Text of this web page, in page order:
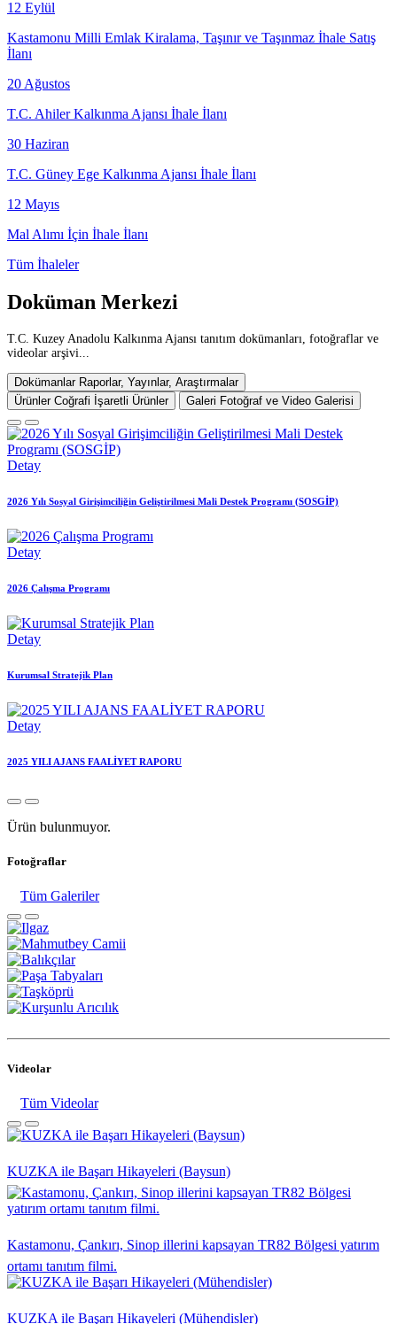
12 Eylül
Kastamonu Milli Emlak Kiralama, Taşınır ve Taşınmaz İhale Satış
İlanı
20 Ağustos
T.C. Ahiler Kalkınma Ajansı İhale İlanı
30 Haziran
T.C. Güney Ege Kalkınma Ajansı İhale İlanı
12 Mayıs
Mal Alımı İçin İhale İlanı
Tüm İhaleler
Doküman Merkezi
T.C. Kuzey Anadolu Kalkınma Ajansı tanıtım dokümanları, fotoğraflar ve
videolar arşivi...
Dokümanlar Raporlar, Yayınlar, Araştırmalar
Ürünler Coğrafi İşaretli Ürünler Galeri Fotoğraf ve Video Galerisi
Detay
2026 Yılı Sosyal Girişimciliğin Geliştirilmesi Mali Destek Programı (SOSGİP)
Detay
2026 Çalışma Programı
Detay
Kurumsal Stratejik Plan
Detay
2025 YILI AJANS FAALİYET RAPORU
Ürün bulunmuyor.
Fotoğraflar
Tüm Galeriler
Videolar
Tüm Videolar
KUZKA ile Başarı Hikayeleri (Baysun)
Kastamonu, Çankırı, Sinop illerini kapsayan TR82 Bölgesi yatırım
ortamı tanıtım filmi.
KUZKA ile Başarı Hikayeleri (Mühendisler)